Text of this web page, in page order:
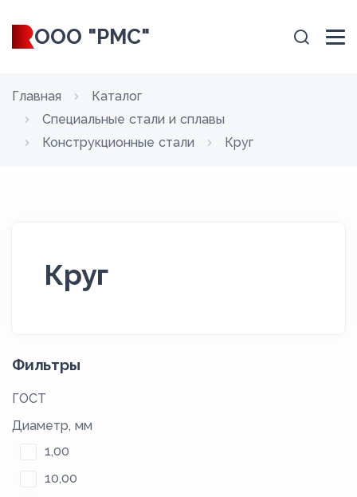
ООО "РМС"
Главная
Каталог
Специальные стали и сплавы
Конструкционные стали
Круг
Круг
Фильтры
ГОСТ
Диаметр, мм
1,00
10,00